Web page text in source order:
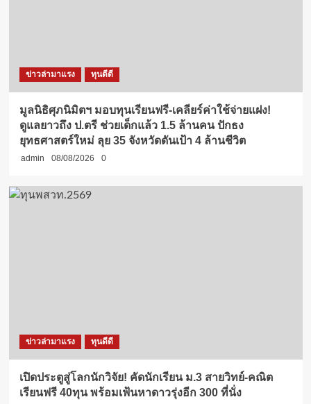
ข่าวล่ามาแรง ทุนดีดี
มูลนิธิศุภนิมิตฯ มอบทุนเรียนฟรี-เคลียร์ค่าใช้จ่ายแฝง!
ดูแลยาวถึง ป.ตรี ช่วยเด็กแล้ว 1.5 ล้านคน ปักธง
ยุทธศาสตร์ใหม่ ลุย 35 จังหวัดดันเป้า 4 ล้านชีวิต
admin 08/08/2026 0
ข่าวล่ามาแรง ทุนดีดี
เปิดประตูสู่โลกนักวิจัย! คัดนักเรียน ม.3 สายวิทย์-คณิต
เรียนฟรี 40ทุน พร้อมเฟ้นหาดาวรุ่งอีก 300 ที่นั่ง